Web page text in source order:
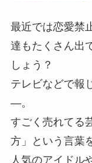
最近では恋愛禁
達もたくさん出
しょう？
テレビなどで報
―。
すごく売れてる
方」という言葉
人気のアイドル